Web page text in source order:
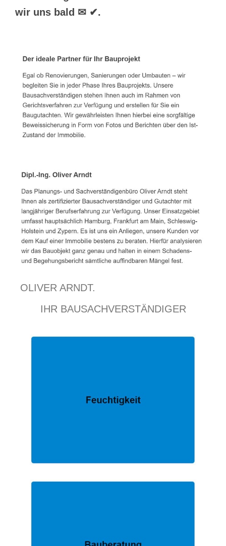
wir uns bald ✉ ✔.
OLIVER ARNDT.
IHR BAUSACHVERSTÄNDIGER